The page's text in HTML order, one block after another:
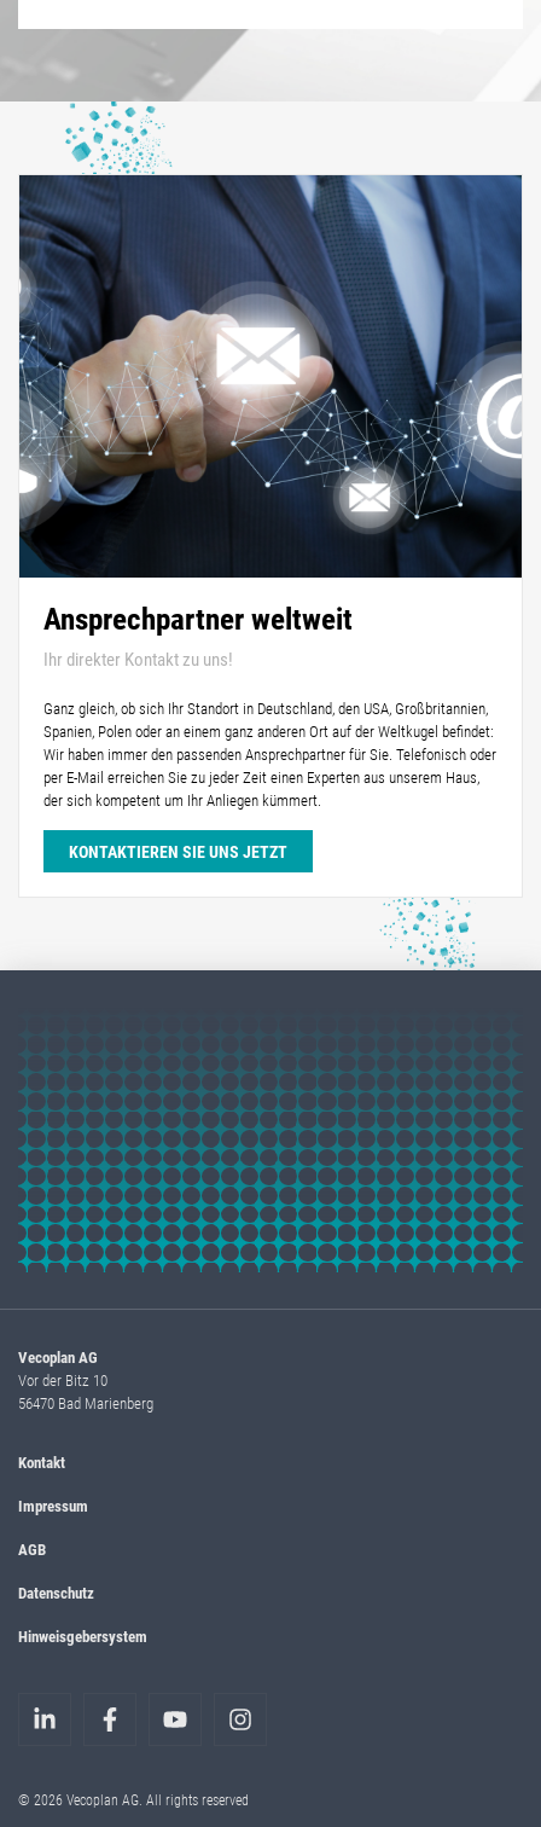
Ansprechpartner weltweit
Ihr direkter Kontakt zu uns!
Ganz gleich, ob sich Ihr Standort in Deutschland, den USA, Großbritannien,
Spanien, Polen oder an einem ganz anderen Ort auf der Weltkugel befindet:
Wir haben immer den passenden Ansprechpartner für Sie. Telefonisch oder
per E-Mail erreichen Sie zu jeder Zeit einen Experten aus unserem Haus,
der sich kompetent um Ihr Anliegen kümmert.
KONTAKTIEREN SIE UNS JETZT
Vecoplan AG
Vor der Bitz 10
56470 Bad Marienberg
Kontakt
Impressum
AGB
Datenschutz
Hinweisgebersystem
© 2026 Vecoplan AG. All rights reserved